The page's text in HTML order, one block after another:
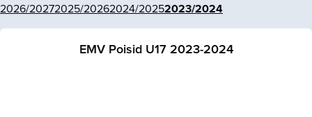
2026/20272025/20262024/20252023/2024
EMV Poisid U17 2023-2024